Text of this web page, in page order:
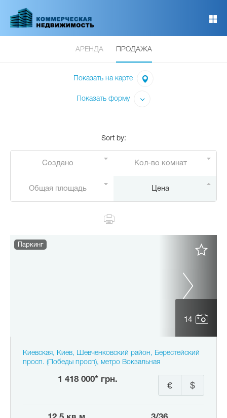
основному
АРЕНДА ПРОДАЖА
Показать на карте
Показать форму
Sort by:
Создано Кол-во комнат
Общая площадь Цена
14
Паркинг
Киевская, Киев, Шевченковский район, Берестейский
просп. (Победы просп), метро Вокзальная
1 418 000* грн.
$
€